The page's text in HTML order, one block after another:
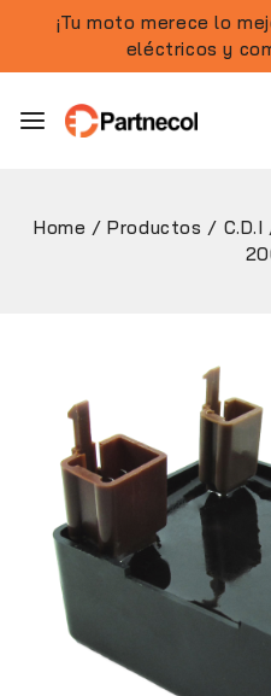
¡Tu moto merece lo
eléctricos y
Home / Productos / C.D.I